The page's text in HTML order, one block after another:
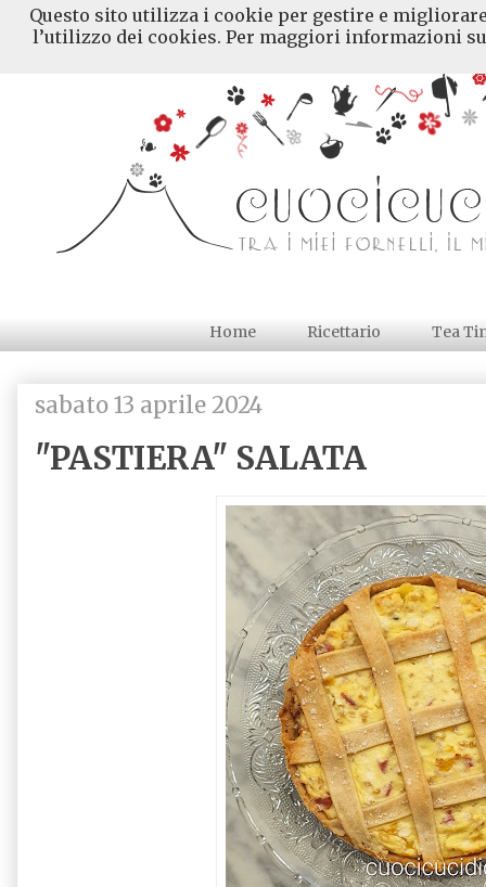
Home Ricettario Tea
sabato 13 aprile 2024
"PASTIERA" SALATA
Questo sito utilizza i cookie per gestire e
l’utilizzo dei cookies. Per maggiori informazioni